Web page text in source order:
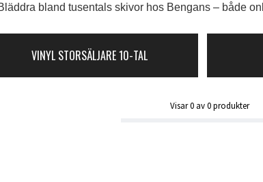
bland tusentals skivor hos Bengans – både
VINYL STORSÄLJARE 10-TAL
Visar0 av0produkter